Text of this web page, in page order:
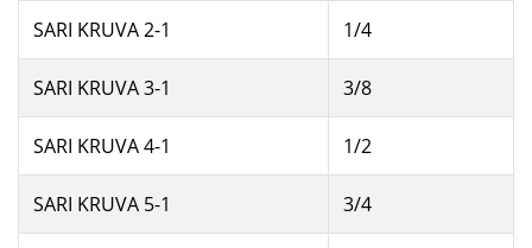
SARI KRUVA 2-1 1/4
SARI KRUVA 3-1 3/8
SARI KRUVA 4-1 1/2
SARI KRUVA 5-1 3/4